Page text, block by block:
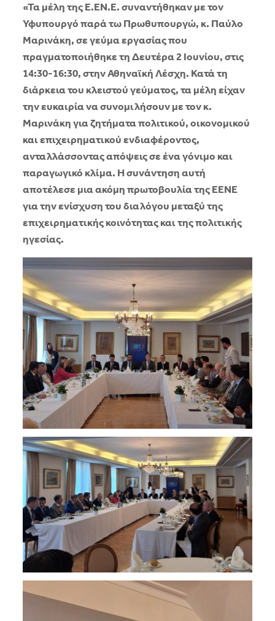
«Τα μέλη της Ε.ΕΝ.Ε. συναντήθηκαν με τον
Υφυπουργό παρά τω Πρωθυπουργώ, κ. Παύλο
Μαρινάκη, σε γεύμα εργασίας που
πραγματοποιήθηκε τη Δευτέρα 2 Ιουνίου, στις
14:30-16:30, στην Αθηναϊκή Λέσχη. Κατά τη
διάρκεια του κλειστού γεύματος, τα μέλη είχαν
την ευκαιρία να συνομιλήσουν με τον κ.
Μαρινάκη για ζητήματα πολιτικού, οικονομικού
και επιχειρηματικού ενδιαφέροντος,
ανταλλάσσοντας απόψεις σε ένα γόνιμο και
παραγωγικό κλίμα. Η συνάντηση αυτή
αποτέλεσε μια ακόμη πρωτοβουλία της ΕΕΝΕ
για την ενίσχυση του διαλόγου μεταξύ της
επιχειρηματικής κοινότητας και της πολιτικής
ηγεσίας.